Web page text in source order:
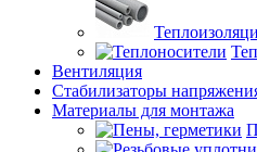
Вентиляция
Стабилизаторы
Материалы для монтажа